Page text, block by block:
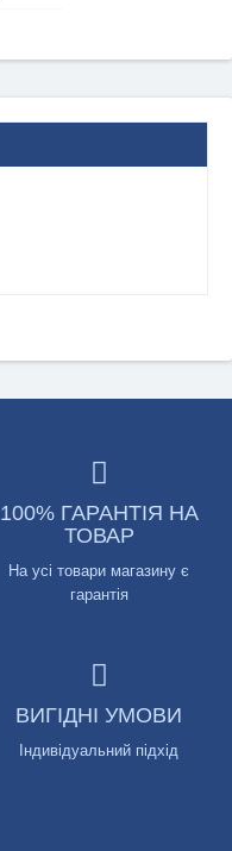
100% ГАРАНТІЯ НА
ТОВАР
На усі товари магазину є
гарантія
ВИГІДНІ УМОВИ
Індивідуальний підхід